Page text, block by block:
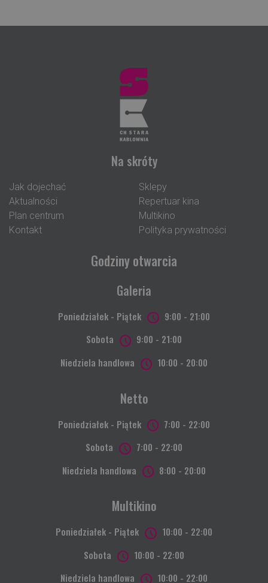
Na skróty
Jak dojechać
Aktualności
Plan centrum
Kontakt
Sklepy
Repertuar kina
Multikino
Polityka prywatności
Godziny otwarcia
Galeria
Poniedziałek - Piątek
9:00 - 21:00
Sobota
9:00 - 21:00
Niedziela handlowa
10:00 - 20:00
Netto
Poniedziałek - Piątek
7:00 - 22:00
Sobota
7:00 - 22:00
Niedziela handlowa
8:00 - 20:00
Multikino
Poniedziałek - Piątek
10:00 - 22:00
Sobota
10:00 - 22:00
Niedziela handlowa
10:00 - 22:00